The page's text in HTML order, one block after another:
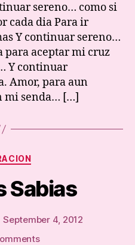
sereno… como si
cada dia Para ir
Y continuar sereno…
para aceptar mi cruz
Y continuar
Amor, para aun
mi senda… […]
Categories
Sabias
September 4, 2012
on